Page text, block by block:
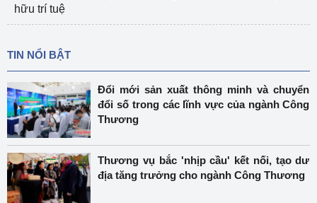
hữu trí tuệ
TIN NỔI BẬT
Đổi mới sản xuất thông minh và chuyển
đổi số trong các lĩnh vực của ngành Công
Thương
Thương vụ bắc 'nhịp cầu' kết nối, tạo dư
địa tăng trưởng cho ngành Công Thương